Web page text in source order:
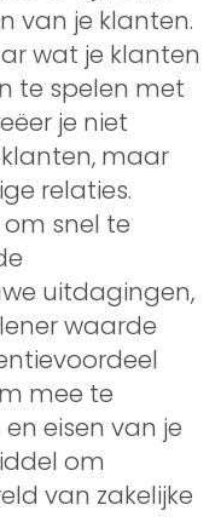
van je klanten.
wat je klanten
te spelen met
je niet
maar
relaties.
snel te
uitdagingen,
waarde
mee te
eisen van je
om
van zakelijke